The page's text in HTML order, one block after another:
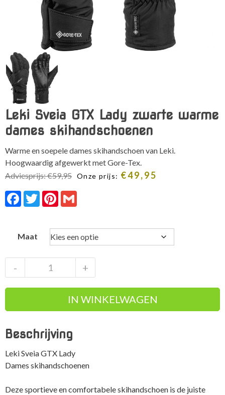
Leki Sveia GTX Lady zwarte warme
dames skihandschoenen
Warme en soepele dames skihandschoen van Leki.
Hoogwaardig afgewerkt met Gore-Tex.
Adviesprijs:€59,95 Onze prijs: €49,95
Facebook
TwitterPinterest
Maat
GTX
zwarte
dames
aantal
+
-
IN WINKELWAGEN
Beschrijving
Leki Sveia GTX Lady
Dames skihandschoenen
Deze sportieve en comfortabele skihandschoen is de juiste